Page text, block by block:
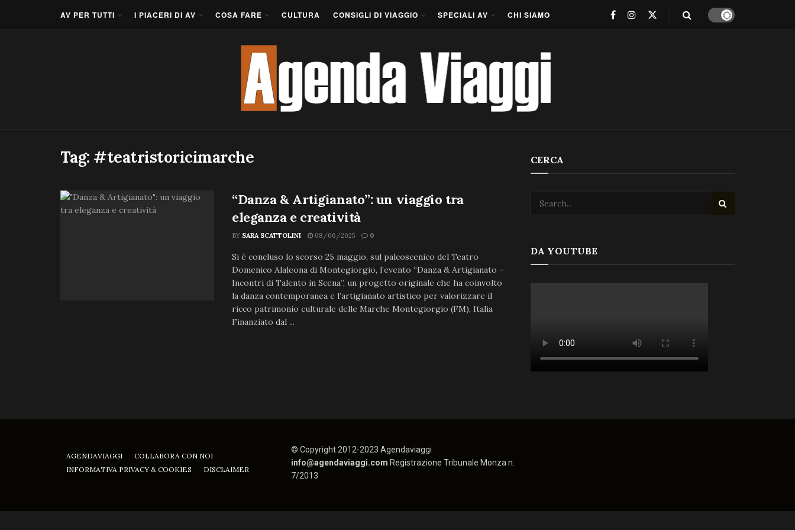
AV PER TUTTI I PIACERI DI AV COSA FARE CULTURA CONSIGLI DI VIAGGIO SPECIALI AV CHI SIAMO
Tag: #teatristoricimarche
“Danza & Artigianato”: un viaggio tra
eleganza e creatività
BY SARA SCATTOLINI 08/06/2025 0
Si è concluso lo scorso 25 maggio, sul palcoscenico del Teatro
Domenico Alaleona di Montegiorgio, l’evento “Danza & Artigianato –
Incontri di Talento in Scena”, un progetto originale che ha coinvolto
la danza contemporanea e l’artigianato artistico per valorizzare il
ricco patrimonio culturale delle Marche Montegiorgio (FM), Italia
Finanziato dal ...
CERCA
DA YOUTUBE
AGENDAVIAGGI
COLLABORA CON NOI
INFORMATIVA PRIVACY & COOKIES
DISCLAIMER
© Copyright 2012-2023 Agendaviaggi
info@agendaviaggi.com Registrazione Tribunale Monza n.
7/2013